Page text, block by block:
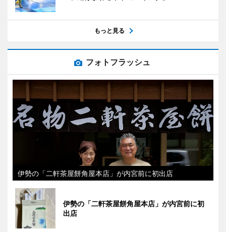
もっと見る
フォトフラッシュ
伊勢の「二軒茶屋餅角屋本店」が内宮前に初出店
伊勢の「二軒茶屋餅角屋本店」が内宮前に初
出店